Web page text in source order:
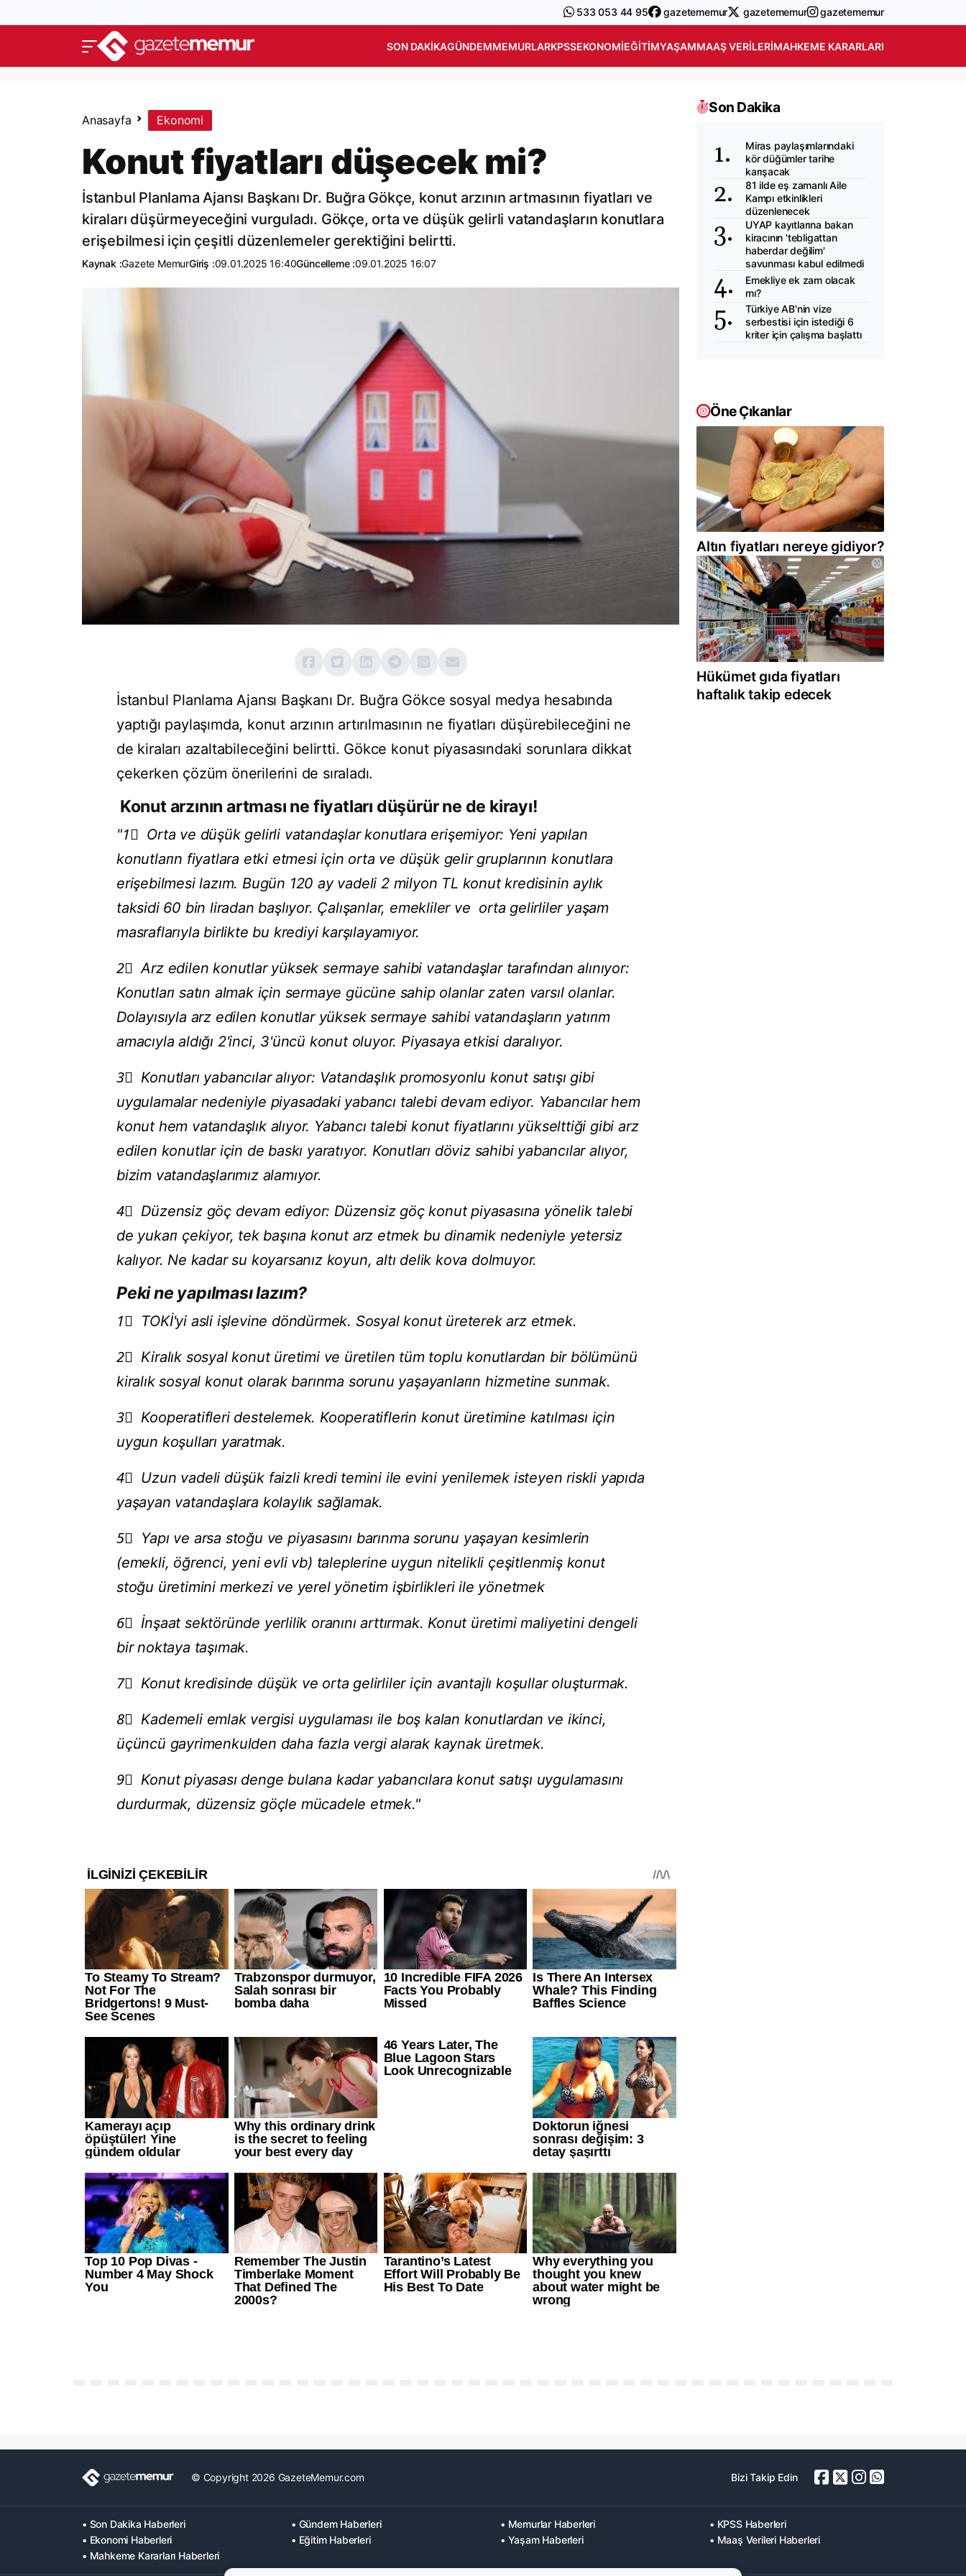
533 053 44 95 gazetememur gazetememur gazetememur
SON DAKIKAGÜNDEMMEMURLARKPSSEKONOMIEĞITIMYAŞAMMAAŞ VERILERIMAHKEME KARARLARI
Anasayfa Ekonomi
Konut fiyatları düşecek mi?
İstanbul Planlama Ajansı Başkanı Dr. Buğra Gökçe, konut arzının artmasının fiyatları ve
kiraları düşürmeyeceğini vurguladı. Gökçe, orta ve düşük gelirli vatandaşların konutlara
erişebilmesi için çeşitli düzenlemeler gerektiğini belirtti.
Kaynak :Gazete MemurGiriş :09.01.2025 16:40Güncelleme :09.01.2025 16:07
İstanbul Planlama Ajansı Başkanı Dr. Buğra Gökce sosyal medya hesabında
yaptığı paylaşımda, konut arzının artırılmasının ne fiyatları düşürebileceğini ne
de kiraları azaltabileceğini belirtti. Gökce konut piyasasındaki sorunlara dikkat
çekerken çözüm önerilerini de sıraladı.
Konut arzının artması ne fiyatları düşürür ne de kirayı!
"1⃣ Orta ve düşük gelirli vatandaşlar konutlara erişemiyor: Yeni yapılan
konutların fiyatlara etki etmesi için orta ve düşük gelir gruplarının konutlara
erişebilmesi lazım. Bugün 120 ay vadeli 2 milyon TL konut kredisinin aylık
taksidi 60 bin liradan başlıyor. Çalışanlar, emekliler ve orta gelirliler yaşam
masraflarıyla birlikte bu krediyi karşılayamıyor.
2⃣ Arz edilen konutlar yüksek sermaye sahibi vatandaşlar tarafından alınıyor:
Konutları satın almak için sermaye gücüne sahip olanlar zaten varsıl olanlar.
Dolayısıyla arz edilen konutlar yüksek sermaye sahibi vatandaşların yatırım
amacıyla aldığı 2'inci, 3'üncü konut oluyor. Piyasaya etkisi daralıyor.
3⃣ Konutları yabancılar alıyor: Vatandaşlık promosyonlu konut satışı gibi
uygulamalar nedeniyle piyasadaki yabancı talebi devam ediyor. Yabancılar hem
konut hem vatandaşlık alıyor. Yabancı talebi konut fiyatlarını yükselttiği gibi arz
edilen konutlar için de baskı yaratıyor. Konutları döviz sahibi yabancılar alıyor,
bizim vatandaşlarımız alamıyor.
4⃣ Düzensiz göç devam ediyor: Düzensiz göç konut piyasasına yönelik talebi
de yukarı çekiyor, tek başına konut arz etmek bu dinamik nedeniyle yetersiz
kalıyor. Ne kadar su koyarsanız koyun, altı delik kova dolmuyor.
Peki ne yapılması lazım?
1⃣ TOKİ'yi asli işlevine döndürmek. Sosyal konut üreterek arz etmek.
2⃣ Kiralık sosyal konut üretimi ve üretilen tüm toplu konutlardan bir bölümünü
kiralık sosyal konut olarak barınma sorunu yaşayanların hizmetine sunmak.
3⃣ Kooperatifleri destelemek. Kooperatiflerin konut üretimine katılması için
uygun koşulları yaratmak.
4⃣ Uzun vadeli düşük faizli kredi temini ile evini yenilemek isteyen riskli yapıda
yaşayan vatandaşlara kolaylık sağlamak.
5⃣ Yapı ve arsa stoğu ve piyasasını barınma sorunu yaşayan kesimlerin
(emekli, öğrenci, yeni evli vb) taleplerine uygun nitelikli çeşitlenmiş konut
stoğu üretimini merkezi ve yerel yönetim işbirlikleri ile yönetmek
6⃣ İnşaat sektöründe yerlilik oranını arttırmak. Konut üretimi maliyetini dengeli
bir noktaya taşımak.
7⃣ Konut kredisinde düşük ve orta gelirliler için avantajlı koşullar oluşturmak.
8⃣ Kademeli emlak vergisi uygulaması ile boş kalan konutlardan ve ikinci,
üçüncü gayrimenkulden daha fazla vergi alarak kaynak üretmek.
9⃣ Konut piyasası denge bulana kadar yabancılara konut satışı uygulamasını
durdurmak, düzensiz göçle mücadele etmek."
Son Dakika
Miras paylaşımlarındaki
kör düğümler tarihe
karışacak
81 ilde eş zamanlı Aile
Kampı etkinlikleri
düzenlenecek
UYAP kayıtlarına bakan
kiracının 'tebligattan
haberdar değilim'
savunması kabul edilmedi
Emekliye ek zam olacak
mı?
Türkiye AB'nin vize
serbestisi için istediği 6
kriter için çalışma başlattı
Öne Çıkanlar
Altın fiyatları nereye gidiyor?
Hükümet gıda fiyatları
haftalık takip edecek
© Copyright 2026 GazeteMemur.com Bizi Takip Edin
• Son Dakika Haberleri • Gündem Haberleri • Memurlar Haberleri
• KPSS Haberleri
• Ekonomi Haberleri
• Eğitim Haberleri • Yaşam Haberleri
• Maaş Verileri Haberleri
• Mahkeme Kararları Haberleri